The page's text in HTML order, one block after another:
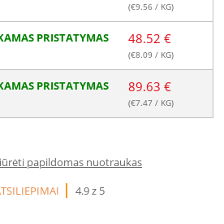
(€9.56 / KG)
PRISTATYMAS 48.52 €
(€8.09 / KG)
PRISTATYMAS 89.63 €
(€7.47 / KG)
papildomas nuotraukas
4.9 z 5